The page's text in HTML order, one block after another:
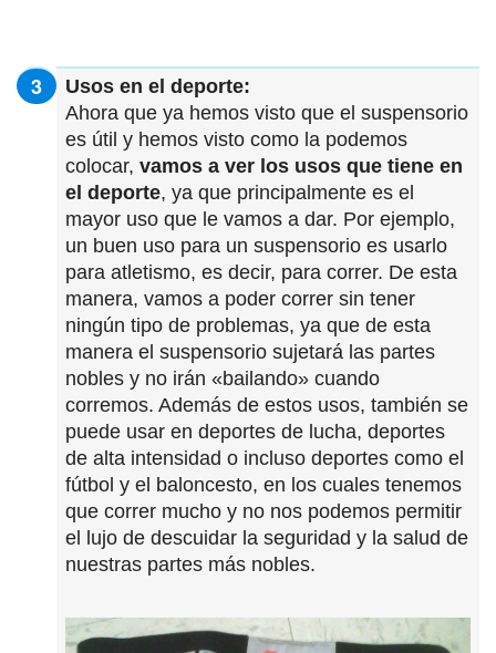
Usos en el deporte:
Ahora que ya hemos visto que el suspensorio
es útil y hemos visto como la podemos
colocar, vamos a ver los usos que tiene en
el deporte, ya que principalmente es el
mayor uso que le vamos a dar. Por ejemplo,
un buen uso para un suspensorio es usarlo
para atletismo, es decir, para correr. De esta
manera, vamos a poder correr sin tener
ningún tipo de problemas, ya que de esta
manera el suspensorio sujetará las partes
nobles y no irán «bailando» cuando
corremos. Además de estos usos, también se
puede usar en deportes de lucha, deportes
de alta intensidad o incluso deportes como el
fútbol y el baloncesto, en los cuales tenemos
que correr mucho y no nos podemos permitir
el lujo de descuidar la seguridad y la salud de
nuestras partes más nobles.